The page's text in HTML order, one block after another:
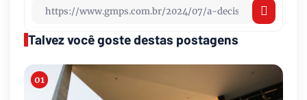
Talvez você goste destas postagens